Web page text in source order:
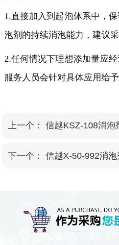
1.直接加入到起泡体系中，
泡剂的持续消泡能力，建议
2.任何情况下理想添加量应
服务人员会针对具体应用给予
上一个： 信越KSZ-108消泡
下一个： 信越X-50-992消泡